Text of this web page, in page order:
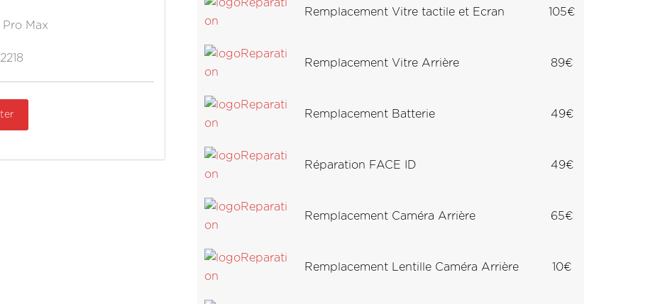
Pro Max
Remplacement Vitre tactile et Ecran 105€
Remplacement Vitre Arrière 89€
Remplacement Batterie 49€
Réparation FACE ID 49€
Remplacement Caméra Arrière 65€
Remplacement Lentille Caméra Arrière 10€